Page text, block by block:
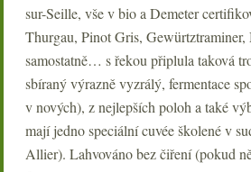
sur-Seille, vše v bio a Demeter
Thurgau, Pinot Gris,
samostatně… s řekou připlula taková
sbíraný výrazně vyzrálý, fermentace
v nových), z nejlepších poloh a také
mají jedno speciální cuvée školené v
Allier). Lahvováno bez čiření (pokud